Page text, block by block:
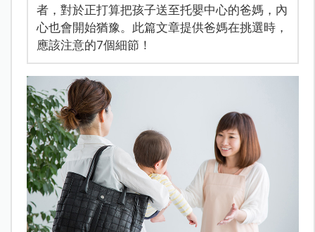
者，對於正打算把孩子送至托嬰中心的爸媽，內
心也會開始猶豫。此篇文章提供爸媽在挑選時，
應該注意的7個細節！